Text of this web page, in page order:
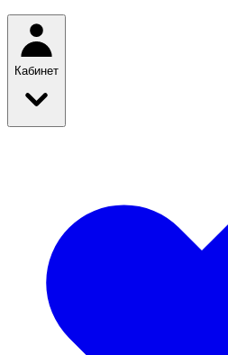
Кабинет